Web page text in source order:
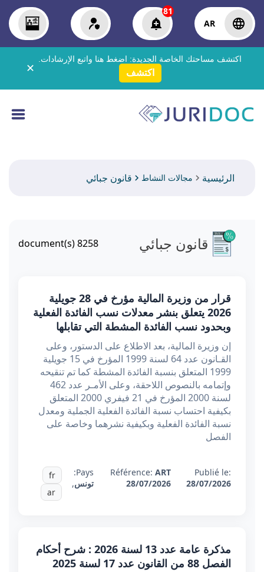
AR
81
اكتشف مساحتك الخاصة الجديدة: اضغط هنا واتبع الإرشادات.
اكتشف ✕
الرئيسية مجالات النشاط قانون جبائي
قانون جبائي 8258
قرار من وزيرة المالية مؤرخ في 28 جويلية
2026 يتعلق بنشر معدلات نسب الفائدة الفعلية
وبحدود نسب الفائدة المشطة التي تقابلها
إن وزيرة المالية، بعد الاطلاع على الدستور، وعلى
القـانون عدد 64 لسنة 1999 المؤرخ في 15 جويلية
1999 المتعلق بنسبة الفائدة المشطة كما تم تنقيحه
وإتمامه بالنصوص اللاحقة، وعلى الأمـر عدد 462
لسنة 2000 المؤرخ في 21 فيفري 2000 المتعلق
بكيفية احتساب نسبة الفائدة الفعلية الجملية ومعدل
نسبة الفائدة الفعلية وبكيفية نشرهما وخاصة على
الفصل
Publié le:
28/07/2026
Référence:ART
28/07/2026
Pays:
تونس,
fr
ar
مذكرة عامة عدد 13 لسنة 2026 : شرح أحكام
الفصل 88 من القانون عدد 17 لسنة 2025